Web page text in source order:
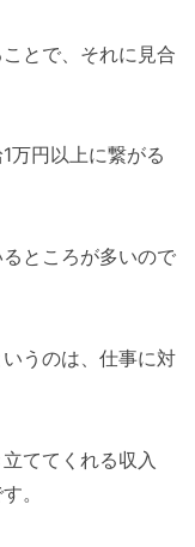
とで、それに見合
万円以上に繋がる
ところが多いので
うのは、仕事に対
ててくれる収入
。